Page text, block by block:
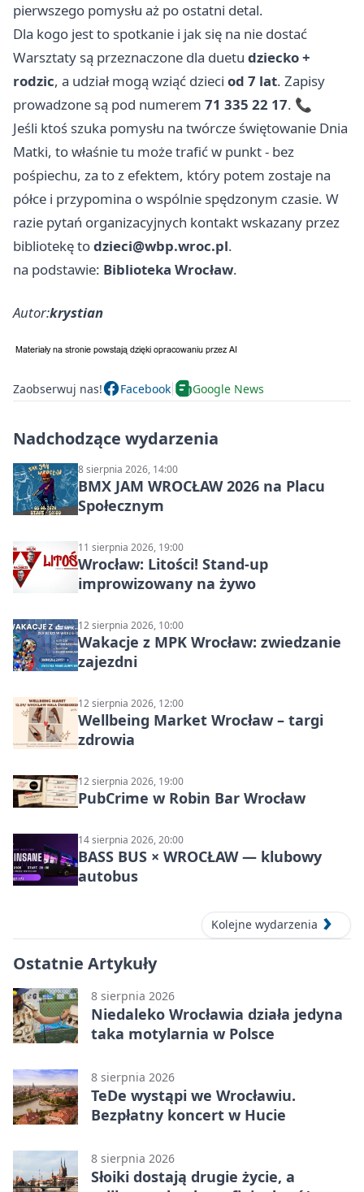
pierwszego pomysłu aż po ostatni detal.
Dla kogo jest to spotkanie i jak się na nie dostać
Warsztaty są przeznaczone dla duetu dziecko +
rodzic, a udział mogą wziąć dzieci od 7 lat. Zapisy
prowadzone są pod numerem 71 335 22 17. 📞
Jeśli ktoś szuka pomysłu na twórcze świętowanie Dnia
Matki, to właśnie tu może trafić w punkt - bez
pośpiechu, za to z efektem, który potem zostaje na
półce i przypomina o wspólnie spędzonym czasie. W
razie pytań organizacyjnych kontakt wskazany przez
bibliotekę todzieci@wbp.wroc.pl.
na podstawie: Biblioteka Wrocław.
Autor:krystian
Zaobserwuj nas! Facebook Google News
Nadchodzące wydarzenia
8 sierpnia 2026, 14:00
BMX JAM WROCŁAW 2026 na Placu
Społecznym
11 sierpnia 2026, 19:00
Wrocław: Litości! Stand-up
improwizowany na żywo
12 sierpnia 2026, 10:00
Wakacje z MPK Wrocław: zwiedzanie
zajezdni
12 sierpnia 2026, 12:00
Wellbeing Market Wrocław – targi
zdrowia
12 sierpnia 2026, 19:00
PubCrime w Robin Bar Wrocław
14 sierpnia 2026, 20:00
BASS BUS × WROCŁAW — klubowy
autobus
Kolejne wydarzenia
Ostatnie Artykuły
8 sierpnia 2026
Niedaleko Wrocławia działa jedyna
taka motylarnia w Polsce
8 sierpnia 2026
TeDe wystąpi we Wrocławiu.
Bezpłatny koncert w Hucie
8 sierpnia 2026
Słoiki dostają drugie życie, a